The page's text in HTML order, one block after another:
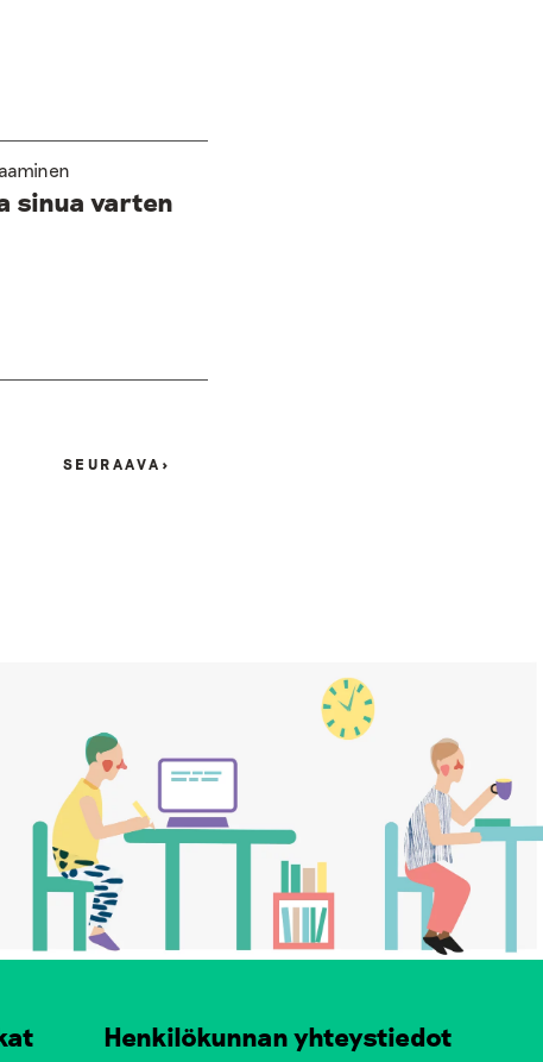
sinua varten
SEURAAVA >
Henkilökunnan yhteystiedot